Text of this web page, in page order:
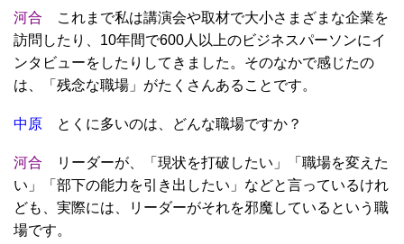
河合 これまで私は講演会や取材で大小さまざまな企業を
訪問したり、10年間で600人以上のビジネスパーソンにイ
ンタビューをしたりしてきました。そのなかで感じたの
は、「残念な職場」がたくさんあることです。
中原 とくに多いのは、どんな職場ですか？
河合 リーダーが、「現状を打破したい」「職場を変えた
い」「部下の能力を引き出したい」などと言っているけれ
ども、実際には、リーダーがそれを邪魔しているという職
場です。